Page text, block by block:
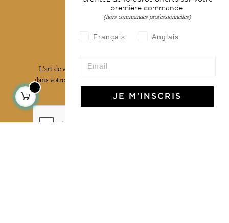
L'Art de Vivre Jamini
L'art de vivre JAMINI raconté avec poésie et élégance
dans votre boîte mail. Inscrivez vous à notre newsletter
et rentrez dans l'univers Jamini.
première commande.
(hors commandes professionnelles)
Français Anglais
JE M'INSCRIS